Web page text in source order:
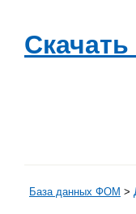
База данных ФОМ >